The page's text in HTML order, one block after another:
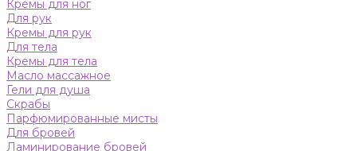
Кремы для ног
Для рук
Кремы для рук
Для тела
Кремы для тела
Масло массажное
Гели для душа
Скрабы
Парфюмированные мисты
Для бровей
Ламинирование бровей